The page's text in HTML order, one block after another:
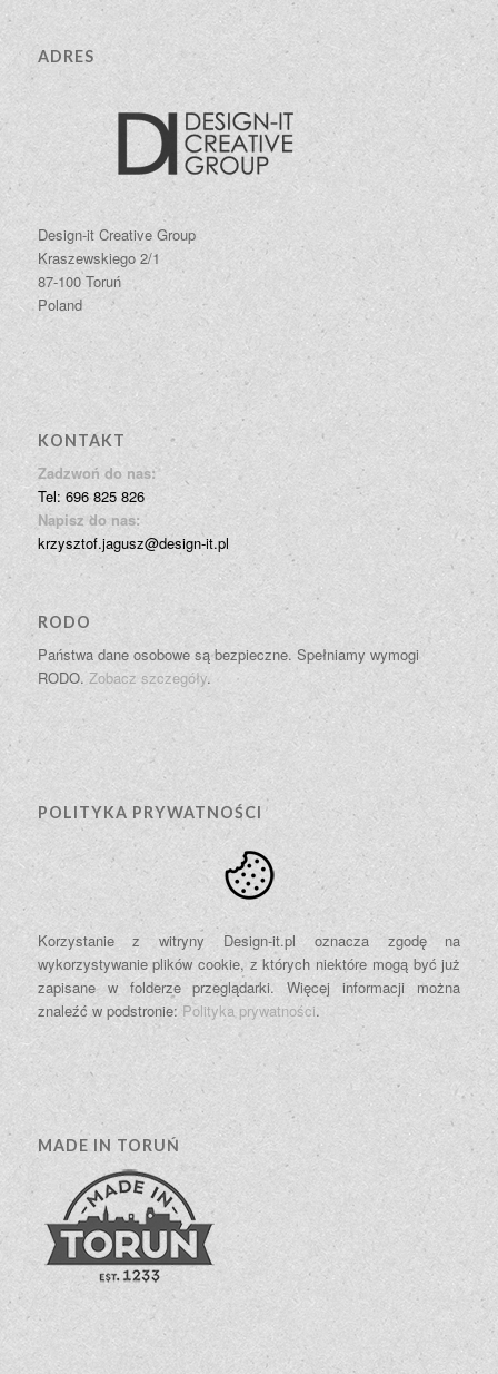
ADRES
Design-it Creative Group
Kraszewskiego 2/1
87-100 Toruń
Poland
KONTAKT
Zadzwoń do nas:
Tel: 696 825 826
Napisz do nas:
krzysztof.jagusz@design-it.pl
RODO
Państwa dane osobowe są bezpieczne. Spełniamy wymogi
RODO. Zobacz szczegóły.
POLITYKA PRYWATNOŚCI
Korzystanie z witryny Design-it.pl oznacza zgodę na
wykorzystywanie plików cookie, z których niektóre mogą być już
zapisane w folderze przeglądarki. Więcej informacji można
znaleźć w podstronie:Polityka prywatności.
MADE IN TORUŃ